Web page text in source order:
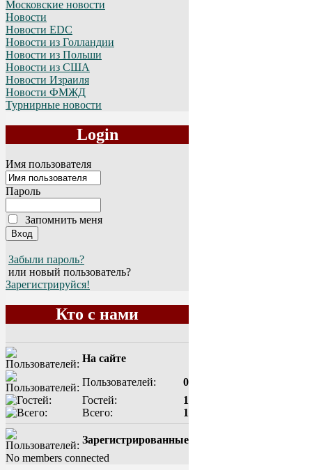
Московские новости
Новости
Новости EDC
Новости из Голландии
Новости из Польши
Новости из США
Новости Израиля
Новости ФМЖД
Турнирные новости
Login
Имя пользователя
Пароль
Запомнить меня
Забыли пароль?
или новый пользователь?
Зарегистрируйся!
Кто с нами
На сайте
Пользователей:
0
Гостей:
1
Всего:
1
Зарегистрированные
No members connected